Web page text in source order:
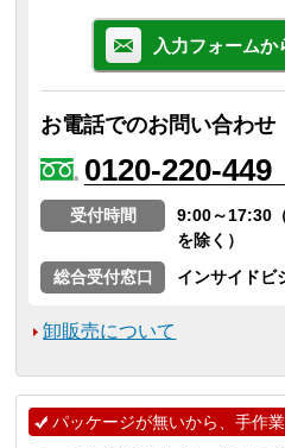
入力フォームか
お電話でのお問い合わせ
0120-220-449
受付時間
9:00～17:30
を除く）
総合受付窓口
インサイドビ
卸販売について
パッケージが無いから、手作